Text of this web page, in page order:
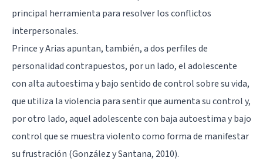
principal herramienta para resolver los conflictos
interpersonales.
Prince y Arias apuntan, también, a dos perfiles de
personalidad contrapuestos, por un lado, el adolescente
con alta autoestima y bajo sentido de control sobre su vida,
que utiliza la violencia para sentir que aumenta su control y,
por otro lado, aqueladolescente con baja autoestimay bajo
control que se muestra violento como forma de manifestar
su frustración (González y Santana, 2010).